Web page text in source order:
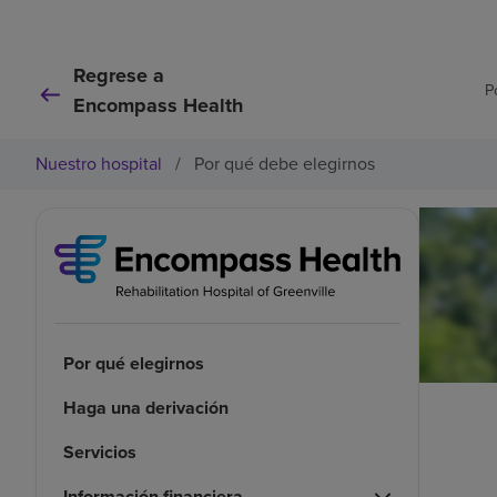
Regrese a
Encompass Health
Nuestro hospital / Por qué debe elegirnos
Por qué elegirnos
Haga una derivación
Servicios